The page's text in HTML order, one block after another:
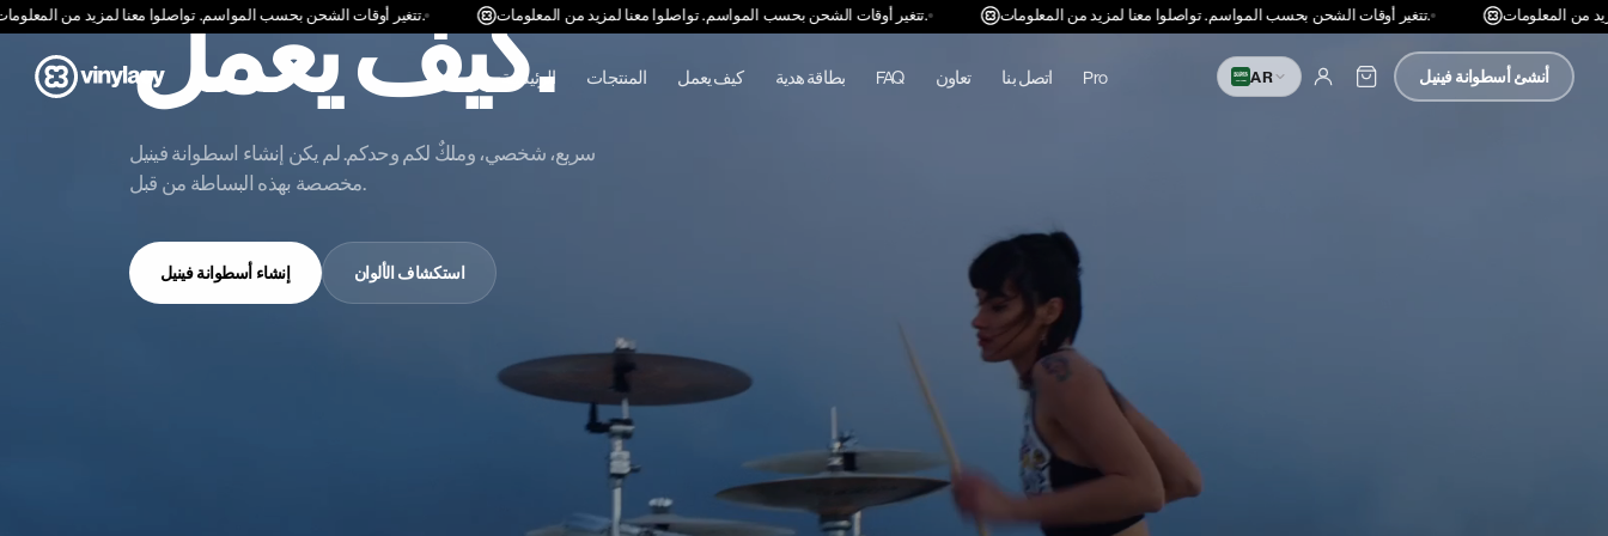
تخطّ
إلى
المحتوى
تتغير أوقات الشحن بحسب المواسم. تواصلوا معنا لمزيد من المعلومات. تتغير أوقات الشحن بحسب المواسم. تواصلوا معنا لمزيد من المعلومات. تتغير أوقات الشحن بحسب المواسم. تواصلوا معنا لمزيد من المعلومات.
الرئيسية المنتجات كيف يعمل بطاقة هدية FAQ تعاون اتصل بنا Pro AR أنشئ أسطوانة فينيل كيف يعمل.
سريع، شخصي، وملكٌ لكم وحدكم. لم يكن إنشاء اسطوانة فينيل
مخصصة بهذه البساطة من قبل.
إنشاء أسطوانة فينيل استكشاف الألوان